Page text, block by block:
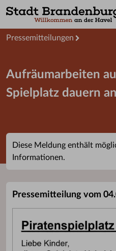
Presseservice
Pressemitteilungen
Aufräumarbeiten
Spielplatz dauern an
Diese Meldung enthält
Informationen.
Pressemitteilung vom